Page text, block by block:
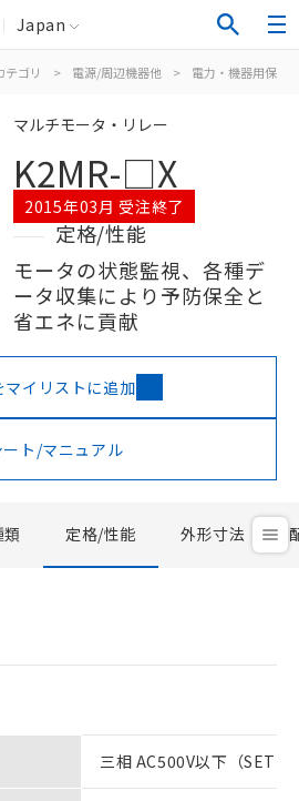
Japan
テゴリ > 電源/周辺機器他 > 電力・機器用保護
マルチモータ・リレー
K2MR-□X
2015年03月 受注終了
定格/性能
モータの状態監視、各種デ
ータ収集により予防保全と
省エネに貢献
マイリストに追加
ト/マニュアル
定格/性能 外形寸法
三相 AC500V以下（SET